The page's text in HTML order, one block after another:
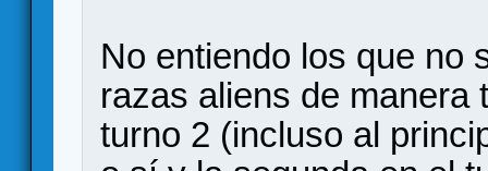
No entiendo los que no
razas aliens de manera
turno 2 (incluso al